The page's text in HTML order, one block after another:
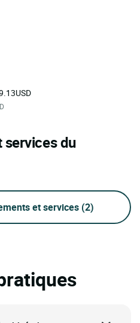
services du
et services (2)